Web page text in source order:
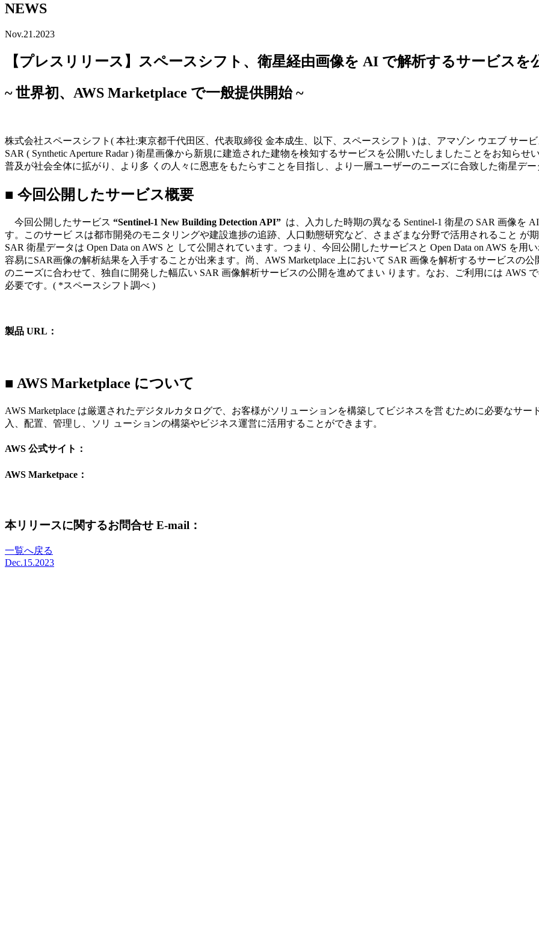
NEWS
Nov.21.2023
【プレスリリース】スペースシフト、衛星経由画像を AI で解析するサービスを
~ 世界初、AWS Marketplace で一般提供開始 ~
株式会社スペースシフト( 本社:東京都千代田区、代表取締役 金本成生、以下、スペースシフト ) は、アマゾン ウエブ サー
SAR ( Synthetic Aperture Radar ) 衛星画像から新規に建造された建物を検知するサービスを公開いたしましたことをお知ら
普及が社会全体に拡がり、より多 くの人々に恩恵をもたらすことを目指し、より一層ユーザーのニーズに合致した衛星デ
■ 今回公開したサービス概要
今回公開したサービス “Sentinel-1 New Building Detection API” は、入力した時期の異なる Sentinel-1 衛星の SAR 画像を
す。このサービ スは都市開発のモニタリングや建設進捗の追跡、人口動態研究など、さまざまな分野で活用されること が
SAR 衛星データは Open Data on AWS と して公開されています。つまり、今回公開したサービスと Open Data on AWS を
容易にSAR画像の解析結果を入手することが出来ます。尚、AWS Marketplace 上において SAR 画像を解析するサービスの
のニーズに合わせて、独自に開発した幅広い SAR 画像解析サービスの公開を進めてまい ります。なお、ご利用には AWS
必要です。( *スペースシフト調べ )
製品 URL：
■ AWS Marketplace について
AWS Marketplace は厳選されたデジタルカタログで、お客様がソリューションを構築してビジネスを営 むために必要なサ
入、配置、管理し、ソリ ューションの構築やビジネス運営に活用することができます。
AWS 公式サイト：
AWS Marketpace：
本リリースに関するお問合せ E-mail：
一覧へ戻る
Dec.15.2023